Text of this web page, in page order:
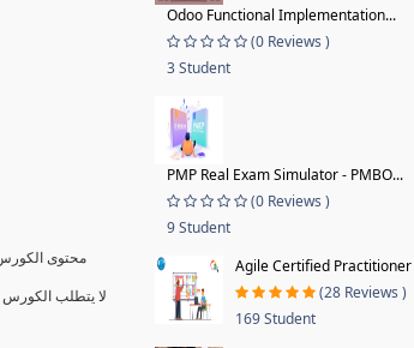
محتوى الكورس
لا يتطلب
Odoo Functional Implementation...
(0 Reviews )
3 Student
PMP Real Exam Simulator - PMBO...
(0 Reviews )
9 Student
Agile Certified Practitioner
(28 Reviews )
169 Student